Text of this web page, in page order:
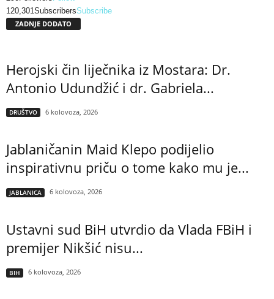
120,301SubscribersSubscribe
ZADNJE DODATO
Herojski čin liječnika iz Mostara: Dr.
Antonio Udundžić i dr. Gabriela...
DRUŠTVO 6 kolovoza, 2026
Jablaničanin Maid Klepo podijelio
inspirativnu priču o tome kako mu je...
JABLANICA 6 kolovoza, 2026
Ustavni sud BiH utvrdio da Vlada FBiH i
premijer Nikšić nisu...
BIH 6 kolovoza, 2026